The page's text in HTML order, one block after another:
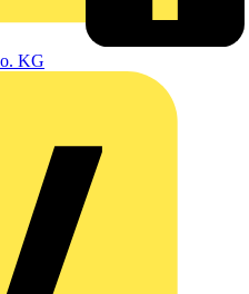
KG